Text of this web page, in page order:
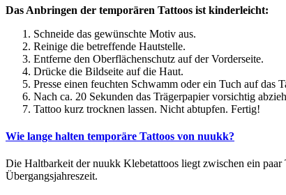
Das Anbringen der temporären Tattoos ist kinderleicht:
Schneide das gewünschte Motiv aus.
Reinige die betreffende Hautstelle.
Entferne den Oberflächenschutz auf der Vorderseite.
Drücke die Bildseite auf die Haut.
Presse einen feuchten Schwamm oder ein Tuch auf das
Nach ca. 20 Sekunden das Trägerpapier vorsichtig
Tattoo kurz trocknen lassen. Nicht abtupfen. Fertig!
Wie lange halten temporäre Tattoos von nuukk?
Die Haltbarkeit der nuukk Klebetattoos liegt zwischen ein
Übergangsjahreszeit.